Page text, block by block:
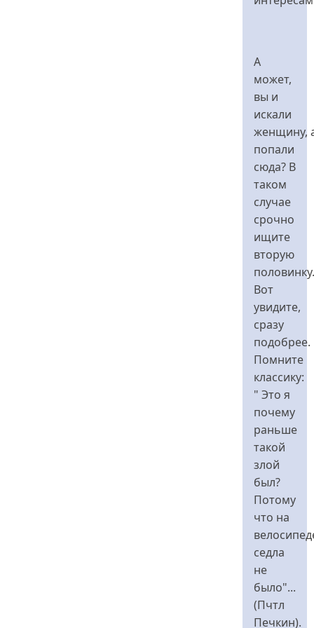
А
может,
вы и
искали
женщину,
попали
сюда? В
таком
случае
срочно
ищите
вторую
половинку.
Вот
увидите,
сразу
подобрее.
Помните
классику:
" Это я
почему
раньше
такой
злой
был?
Потому
что на
седла
не
было"...
(Пчтл
Печкин).